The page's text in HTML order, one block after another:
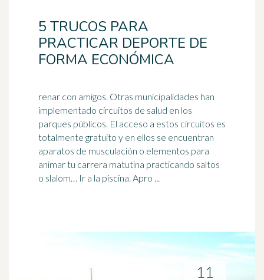
5 TRUCOS PARA
PRACTICAR DEPORTE DE
FORMA ECONÓMICA
renar con amigos. Otras municipalidades han
implementado circuitos de salud en los
parques públicos. El acceso a estos circuitos es
totalmente gratuito y en ellos se encuentran
aparatos de musculación o elementos para
animar tu carrera matutina practicando saltos
o slalom… Ir a la piscina. Apro ...
11